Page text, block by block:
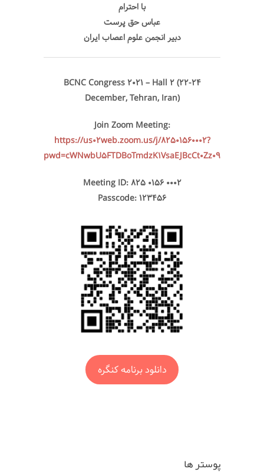
با احترام
عباس حق پرست
دبیر انجمن علوم اعصاب ایران
BCNC Congress 2021 – Hall 2 (22-24
December, Tehran, Iran)
Join Zoom Meeting:
https://us02web.zoom.us/j/82501560002?
pwd=cWNwbU5FTDBoTmdzK1VsaEJBcCt0Zz09
Meeting ID: 825 0156 0002
Passcode: 123456
دانلود برنامه کنگره
پوستر ها